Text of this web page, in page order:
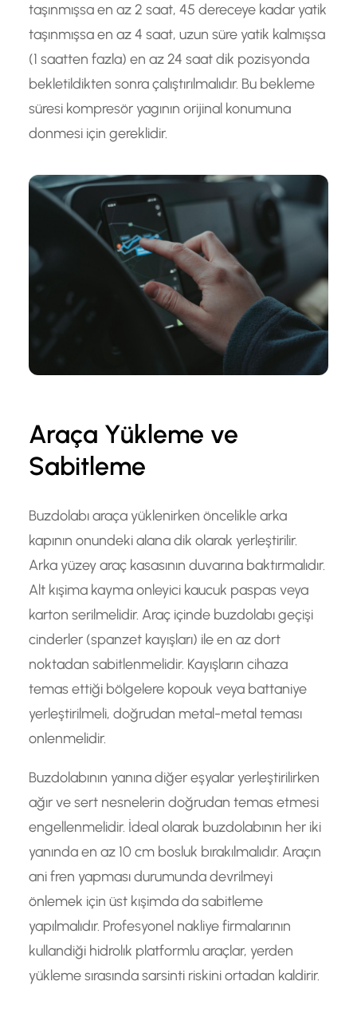
taşınmışsa en az 2 saat, 45 dereceye kadar yatik
taşınmışsa en az 4 saat, uzun süre yatik kalmışsa
(1 saatten fazla) en az 24 saat dik pozisyonda
bekletildikten sonra çalıştırılmalıdır. Bu bekleme
süresi kompresör yagının orijinal konumuna
donmesi için gereklidir.
Araça Yükleme ve
Sabitleme
Buzdolabı araça yüklenirken öncelikle arka
kapının onundeki alana dik olarak yerleştirilir.
Arka yüzey araç kasasının duvarına baktırmalıdır.
Alt kışima kayma onleyici kaucuk paspas veya
karton serilmelidir. Araç içinde buzdolabı geçişi
cinderler (spanzet kayışları) ile en az dort
noktadan sabitlenmelidir. Kayışların cihaza
temas ettiği bölgelere kopouk veya battaniye
yerleştirilmeli, doğrudan metal-metal teması
onlenmelidir.
Buzdolabının yanına diğer eşyalar yerleştirilirken
ağır ve sert nesnelerin doğrudan temas etmesi
engellenmelidir. İdeal olarak buzdolabının her iki
yanında en az 10 cm bosluk bırakılmalıdır. Araçın
ani fren yapması durumunda devrilmeyi
önlemek için üst kışimda da sabitleme
yapılmalıdır. Profesyonel nakliye firmalarının
kullandiği hidrolık platformlu araçlar, yerden
yükleme sırasında sarsinti riskini ortadan kaldirir.